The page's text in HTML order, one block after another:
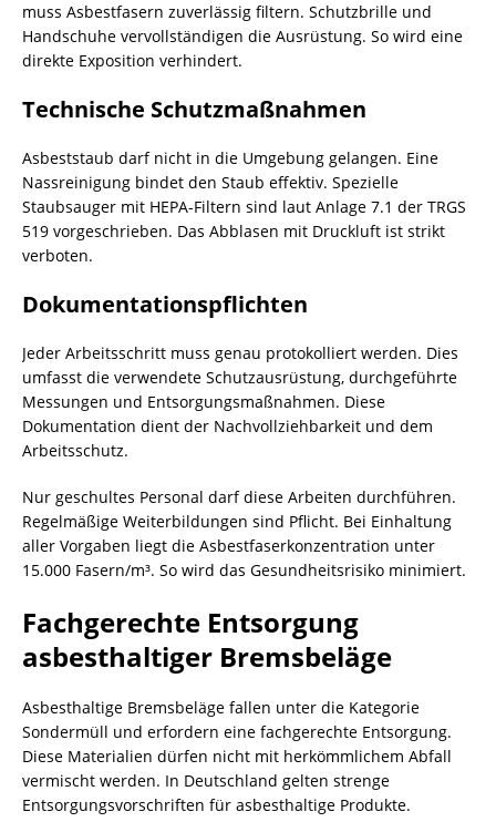
muss Asbestfasern zuverlässig filtern. Schutzbrille und
Handschuhe vervollständigen die Ausrüstung. So wird eine
direkte Exposition verhindert.
Technische Schutzmaßnahmen
Asbeststaub darf nicht in die Umgebung gelangen. Eine
Nassreinigung bindet den Staub effektiv. Spezielle
Staubsauger mit HEPA-Filtern sind laut Anlage 7.1 der TRGS
519 vorgeschrieben. Das Abblasen mit Druckluft ist strikt
verboten.
Dokumentationspflichten
Jeder Arbeitsschritt muss genau protokolliert werden. Dies
umfasst die verwendete Schutzausrüstung, durchgeführte
Messungen und Entsorgungsmaßnahmen. Diese
Dokumentation dient der Nachvollziehbarkeit und dem
Arbeitsschutz.
Nur geschultes Personal darf diese Arbeiten durchführen.
Regelmäßige Weiterbildungen sind Pflicht. Bei Einhaltung
aller Vorgaben liegt die Asbestfaserkonzentration unter
15.000 Fasern/m³. So wird das Gesundheitsrisiko minimiert.
Fachgerechte Entsorgung
asbesthaltiger Bremsbeläge
Asbesthaltige Bremsbeläge fallen unter die Kategorie
Sondermüll und erfordern eine fachgerechte Entsorgung.
Diese Materialien dürfen nicht mit herkömmlichem Abfall
vermischt werden. In Deutschland gelten strenge
Entsorgungsvorschriften für asbesthaltige Produkte.